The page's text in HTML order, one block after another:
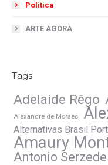
Política
ARTE AGORA
Tags
Adelaide Rêgo
Alexandre de Moraes
Alternativas Brasil
Amaury
Antonio